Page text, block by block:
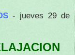
- jueves 29 de